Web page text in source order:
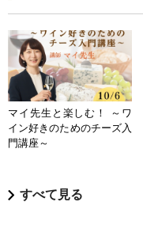
マイ先生と楽しむ！ ～ワ
イン好きのためのチーズ入
門講座～
すべて見る